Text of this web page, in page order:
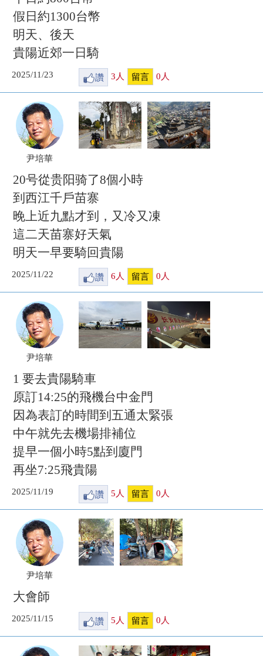
假日約1300台幣
明天、後天
貴陽近郊一日騎
2025/11/23 讚 3 人 留言 0 人
尹培華
20号從贵阳骑了8個小時
到西江千戶苗寨
晚上近九點才到，又冷又凍
這二天苗寨好天氣
明天一早要騎回貴陽
2025/11/22 讚 6 人 留言 0 人
尹培華
1 要去貴陽騎車
原訂14:25的飛機台中金門
因為表訂的時間到五通太緊張
中午就先去機場排補位
提早一個小時5點到廈門
再坐7:25飛貴陽
2025/11/19 讚 5 人 留言 0 人
尹培華
大會師
2025/11/15 讚 5 人 留言 0 人